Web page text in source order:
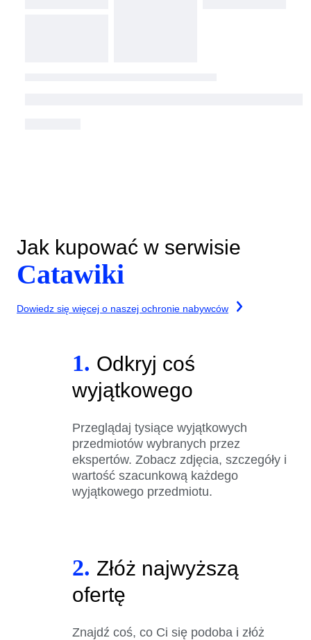
Jak kupować w serwisie
Catawiki
Dowiedz się więcej o naszej ochronie nabywców
1. Odkryj coś
wyjątkowego
Przeglądaj tysiące wyjątkowych
przedmiotów wybranych przez
ekspertów. Zobacz zdjęcia, szczegóły i
wartość szacunkową każdego
wyjątkowego przedmiotu.
2. Złóż najwyższą
ofertę
Znajdź coś, co Ci się podoba i złóż